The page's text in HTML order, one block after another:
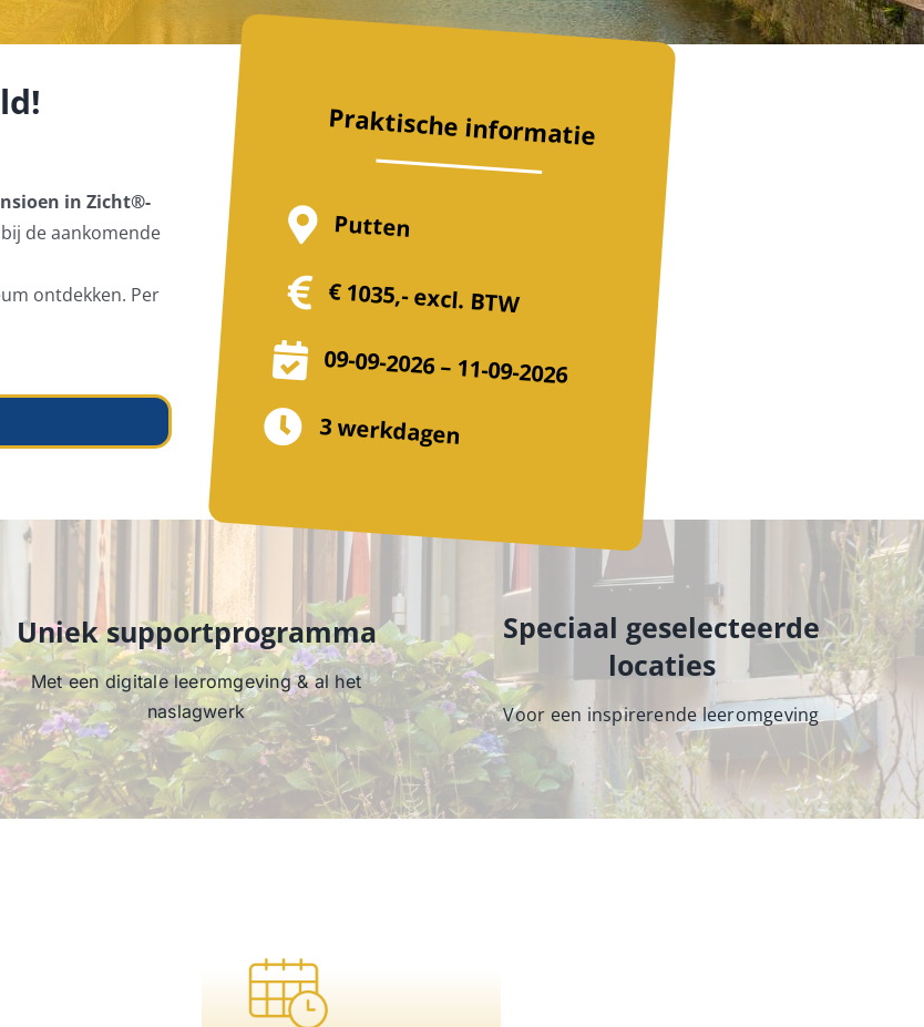
in Zicht®️-
de aankomende
ontdekken. Per
Praktische informatie
Putten
€ 1035,-excl. BTW
09-09-2026 – 11-09-2026
3 werkdagen
Uniek supportprogramma
Met een digitale leeromgeving & al het
naslagwerk
Speciaal geselecteerde
locaties
Voor een inspirerende leeromgeving